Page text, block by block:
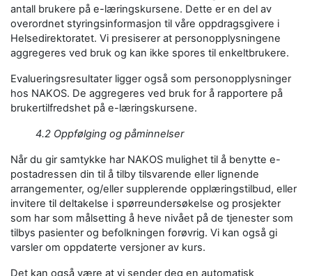
antall brukere på e-læringskursene. Dette er en del av
overordnet styringsinformasjon til våre oppdragsgivere i
Helsedirektoratet. Vi presiserer at personopplysningene
aggregeres ved bruk og kan ikke spores til enkeltbrukere.
Evalueringsresultater ligger også som personopplysninger
hos NAKOS. De aggregeres ved bruk for å rapportere på
brukertilfredshet på e-læringskursene.
4.2 Oppfølging og påminnelser
Når du gir samtykke har NAKOS mulighet til å benytte e-
postadressen din til å tilby tilsvarende eller lignende
arrangementer, og/eller supplerende opplæringstilbud, eller
invitere til deltakelse i spørreundersøkelse og prosjekter
som har som målsetting å heve nivået på de tjenester som
tilbys pasienter og befolkningen forøvrig. Vi kan også gi
varsler om oppdaterte versjoner av kurs.
Det kan også være at vi sender deg en automatisk